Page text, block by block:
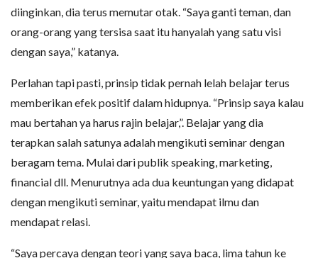
diinginkan, dia terus memutar otak. “Saya ganti teman, dan
orang-orang yang tersisa saat itu hanyalah yang satu visi
dengan saya,” katanya.
Perlahan tapi pasti, prinsip tidak pernah lelah belajar terus
memberikan efek positif dalam hidupnya. “Prinsip saya kalau
mau bertahan ya harus rajin belajar,”. Belajar yang dia
terapkan salah satunya adalah mengikuti seminar dengan
beragam tema. Mulai dari publik speaking, marketing,
financial dll. Menurutnya ada dua keuntungan yang didapat
dengan mengikuti seminar, yaitu mendapat ilmu dan
mendapat relasi.
“Saya percaya dengan teori yang saya baca, lima tahun ke